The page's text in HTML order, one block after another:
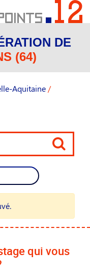
DE
(64)
Aquitaine /
qui vous